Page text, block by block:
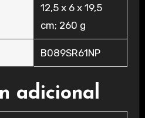
‎12,5 x 6 x 19,5
cm; 260 g
‎B089SR61NP
adicional